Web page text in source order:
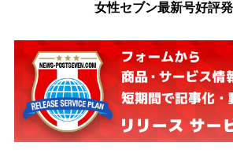
女性セブン最新号好評